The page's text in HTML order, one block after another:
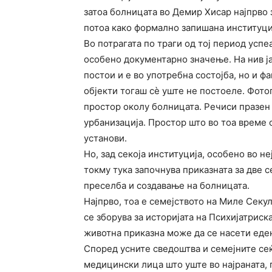
затоа болницата во Демир Хисар
потоа како формално запишана
Во потрагата по траги од тој период
особено документарно значење. На нив
постои и е во употребна состојба, но и
објекти тогаш сè уште не постоеле.
простор околу болницата. Речиси
урбанизација. Простор што во тоа време
установи.
Но, зад секоја институција, особено во
токму тука започнува приказната за две
преселба и создавање на болницата.
Најпрво, тоа е семејството на Миле
се зборува за историјата на
животна приказна може да се насети
Според усните сведоштва и семејните
медицински лица што уште во